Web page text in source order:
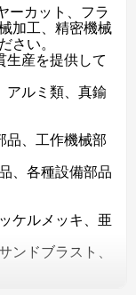
ーカット、フラ
加工、精密機械
い。
産を提供して
アルミ類、真鍮
品、工作機械部
、各種設備部品
ケルメッキ、亜
ドブラスト、